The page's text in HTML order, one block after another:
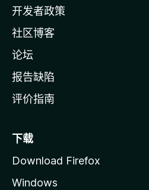
页
开发者政策
社区博客
论坛
报告缺陷
评价指南
下载
Download Firefox
Windows